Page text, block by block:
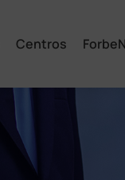
Centros